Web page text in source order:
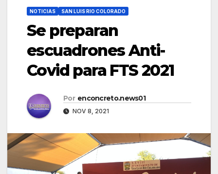
NOTICIAS SAN LUIS RIO COLORADO
Se preparan
escuadrones Anti-
Covid para FTS 2021
Por enconcreto.news01
NOV 8, 2021